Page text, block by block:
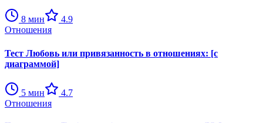
8 мин
4.9
Отношения
Тест Любовь или привязанность в отношениях: [с
диаграммой]
5 мин
4.7
Отношения